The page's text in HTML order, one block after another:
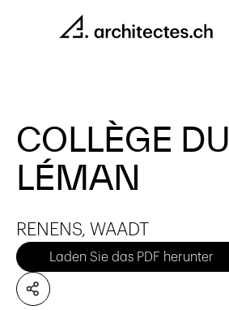
COLLÈGE DU
LÉMAN
RENENS, WAADT
Laden Sie das PDF herunter